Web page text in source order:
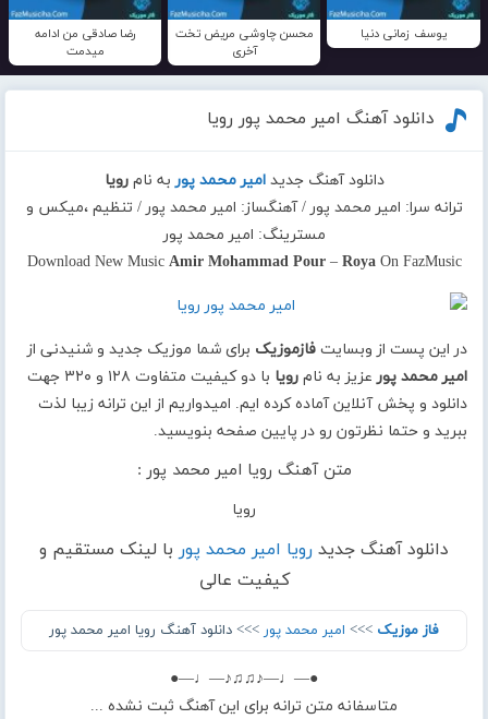
یوسف زمانی دنیا
محسن چاوشی مریض تخت
آخری
رضا صادقی من ادامه
میدمت
دانلود آهنگ امیر محمد پور رویا
دانلود آهنگ جدیدامیر محمد پوربه نامرویا
ترانه سرا: امیر محمد پور / آهنگساز: امیر محمد پور / تنظیم ،میکس و
مسترینگ: امیر محمد پور
Download New Music Amir Mohammad Pour– RoyaOn FazMusic
در این پست از وبسایتفازموزیک برای شما موزیک جدید و شنیدنی از
امیر محمد پورعزیز به نامرویا
با دو کیفیت متفاوت ۱۲۸ و ۳۲۰ جهت
دانلود و پخش آنلاین آماده کرده ایم. امیدواریم از این ترانه زیبا لذت
ببرید و حتما نظرتون رو در پایین صفحه بنویسید.
متن آهنگ رویا امیر محمد پور :
رویا
دانلود آهنگ جدید رویا امیر محمد پور با لینک مستقیم و
کیفیت عالی
فاز موزیک >>> امیر محمد پور >>> دانلود آهنگ رویا امیر محمد پور
●—♩—♪♫♫♪—♩—●
متاسفانه متن ترانه برای این آهنگ ثبت نشده ...